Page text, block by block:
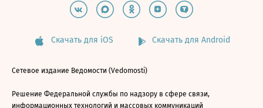
Скачать для iOS Скачать для Android
Сетевое издание Ведомости (Vedomosti)
Решение Федеральной службы по надзору в сфере связи,
информационных технологий и массовых коммуникаций